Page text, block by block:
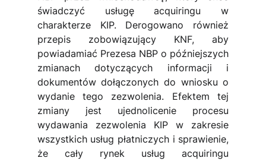
świadczyć usługę acquiringu w
charakterze KIP. Derogowano również
przepis zobowiązujący KNF, aby
powiadamiać Prezesa NBP o późniejszych
zmianach dotyczących informacji i
dokumentów dołączonych do wniosku o
wydanie tego zezwolenia. Efektem tej
zmiany jest ujednolicenie procesu
wydawania zezwolenia KIP w zakresie
wszystkich usług płatniczych i sprawienie,
że cały rynek usług acquiringu